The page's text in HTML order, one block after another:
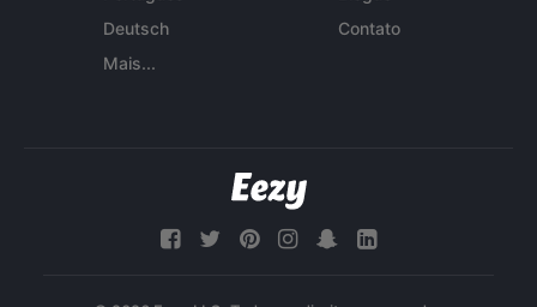
Deutsch
Mais...
Contato